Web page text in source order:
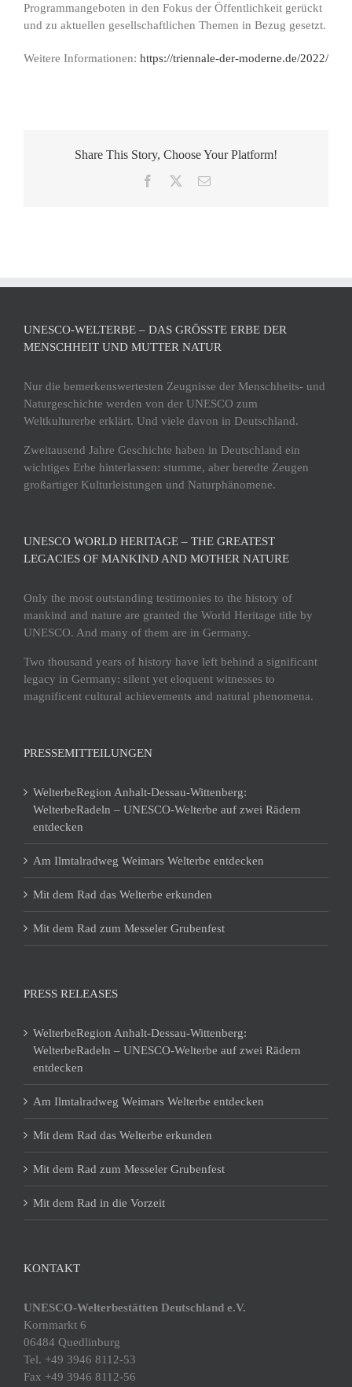
Programmangeboten in den Fokus der Öffentlichkeit gerückt
und zu aktuellen gesellschaftlichen Themen in Bezug gesetzt.
Weitere Informationen: https://triennale-der-moderne.de/2022/
Share This Story, Choose Your Platform!
Facebook
E-
UNESCO-WELTERBE – DAS GRÖSSTE ERBE DER M
ENSCHHEIT UND MUTTER NATUR
Nur die bemerkenswertesten Zeugnisse der Menschheits- und
Naturgeschichte werden von der UNESCO zum
Weltkulturerbe erklärt. Und viele davon in Deutschland.
Zweitausend Jahre Geschichte haben in Deutschland ein
wichtiges Erbe hinterlassen: stumme, aber beredte Zeugen
großartiger Kulturleistungen und Naturphänomene.
UNESCO WORLD HERITAGE – THE GREATEST
LEGACIES OF MANKIND AND MOTHER NATURE
Only the most outstanding testimonies to the history of
mankind and nature are granted the World Heritage title by
UNESCO. And many of them are in Germany.
Two thousand years of history have left behind a significant
legacy in Germany: silent yet eloquent witnesses to
magnificent cultural achievements and natural phenomena.
PRESSEMITTEILUNGEN
WelterbeRegion Anhalt-Dessau-Wittenberg:
WelterbeRadeln – UNESCO-Welterbe auf zwei Rädern
entdecken
Am Ilmtalradweg Weimars Welterbe entdecken
Mit dem Rad das Welterbe erkunden
Mit dem Rad zum Messeler Grubenfest
PRESS RELEASES
WelterbeRegion Anhalt-Dessau-Wittenberg:
WelterbeRadeln – UNESCO-Welterbe auf zwei Rädern
entdecken
Am Ilmtalradweg Weimars Welterbe entdecken
Mit dem Rad das Welterbe erkunden
Mit dem Rad zum Messeler Grubenfest
Mit dem Rad in die Vorzeit
KONTAKT
UNESCO-Welterbestätten Deutschland e.V.
Kornmarkt 6
06484 Quedlinburg
Tel. +49 3946 8112-53
Fax +49 3946 8112-56